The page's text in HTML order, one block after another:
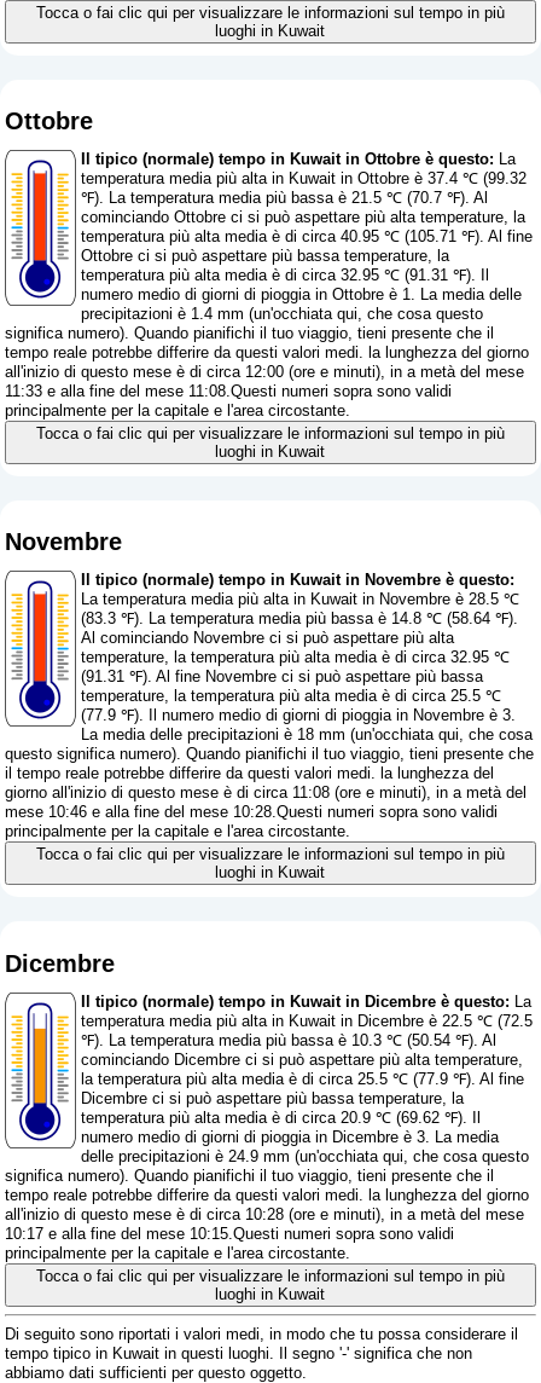
Tocca o fai clic qui per visualizzare le informazioni sul tempo in più
luoghi in Kuwait
Ottobre
Il tipico (normale) tempo in Kuwait in Ottobre è questo: La
temperatura media più alta in Kuwait in Ottobre è 37.4 ℃ (99.32
℉). La temperatura media più bassa è 21.5 ℃ (70.7 ℉). Al
cominciando Ottobre ci si può aspettare più alta temperature, la
temperatura più alta media è di circa 40.95 ℃ (105.71 ℉). Al fine
Ottobre ci si può aspettare più bassa temperature, la
temperatura più alta media è di circa 32.95 ℃ (91.31 ℉). Il
numero medio di giorni di pioggia in Ottobre è 1. La media delle
precipitazioni è 1.4 mm (un'occhiata qui, che cosa questo
significa numero). Quando pianifichi il tuo viaggio, tieni presente che il
tempo reale potrebbe differire da questi valori medi. la lunghezza del giorno
all'inizio di questo mese è di circa 12:00 (ore e minuti), in a metà del mese
11:33 e alla fine del mese 11:08.Questi numeri sopra sono validi
principalmente per la capitale e l'area circostante.
Tocca o fai clic qui per visualizzare le informazioni sul tempo in più
luoghi in Kuwait
Novembre
Il tipico (normale) tempo in Kuwait in Novembre è questo:
La temperatura media più alta in Kuwait in Novembre è 28.5 ℃
(83.3 ℉). La temperatura media più bassa è 14.8 ℃ (58.64 ℉).
Al cominciando Novembre ci si può aspettare più alta
temperature, la temperatura più alta media è di circa 32.95 ℃
(91.31 ℉). Al fine Novembre ci si può aspettare più bassa
temperature, la temperatura più alta media è di circa 25.5 ℃
(77.9 ℉). Il numero medio di giorni di pioggia in Novembre è 3.
La media delle precipitazioni è 18 mm (un'occhiata qui, che cosa
questo significa numero). Quando pianifichi il tuo viaggio, tieni presente che
il tempo reale potrebbe differire da questi valori medi. la lunghezza del
giorno all'inizio di questo mese è di circa 11:08 (ore e minuti), in a metà del
mese 10:46 e alla fine del mese 10:28.Questi numeri sopra sono validi
principalmente per la capitale e l'area circostante.
Tocca o fai clic qui per visualizzare le informazioni sul tempo in più
luoghi in Kuwait
Dicembre
Il tipico (normale) tempo in Kuwait in Dicembre è questo: La
temperatura media più alta in Kuwait in Dicembre è 22.5 ℃ (72.5
℉). La temperatura media più bassa è 10.3 ℃ (50.54 ℉). Al
cominciando Dicembre ci si può aspettare più alta temperature,
la temperatura più alta media è di circa 25.5 ℃ (77.9 ℉). Al fine
Dicembre ci si può aspettare più bassa temperature, la
temperatura più alta media è di circa 20.9 ℃ (69.62 ℉). Il
numero medio di giorni di pioggia in Dicembre è 3. La media
delle precipitazioni è 24.9 mm (un'occhiata qui, che cosa questo
significa numero). Quando pianifichi il tuo viaggio, tieni presente che il
tempo reale potrebbe differire da questi valori medi. la lunghezza del giorno
all'inizio di questo mese è di circa 10:28 (ore e minuti), in a metà del mese
10:17 e alla fine del mese 10:15.Questi numeri sopra sono validi
principalmente per la capitale e l'area circostante.
Tocca o fai clic qui per visualizzare le informazioni sul tempo in più
luoghi in Kuwait
Di seguito sono riportati i valori medi, in modo che tu possa considerare il
tempo tipico in Kuwait in questi luoghi. Il segno '-' significa che non
abbiamo dati sufficienti per questo oggetto.